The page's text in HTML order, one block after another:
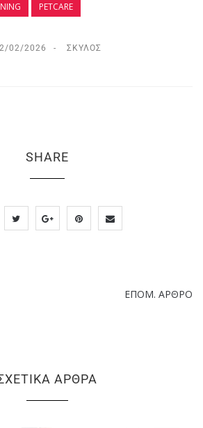
PETCARE
02/2026 ΣΚΎΛΟΣ
SHARE
ΕΠΌΜ. ΆΡΘΡΟ
ΆΡΘΡΑ